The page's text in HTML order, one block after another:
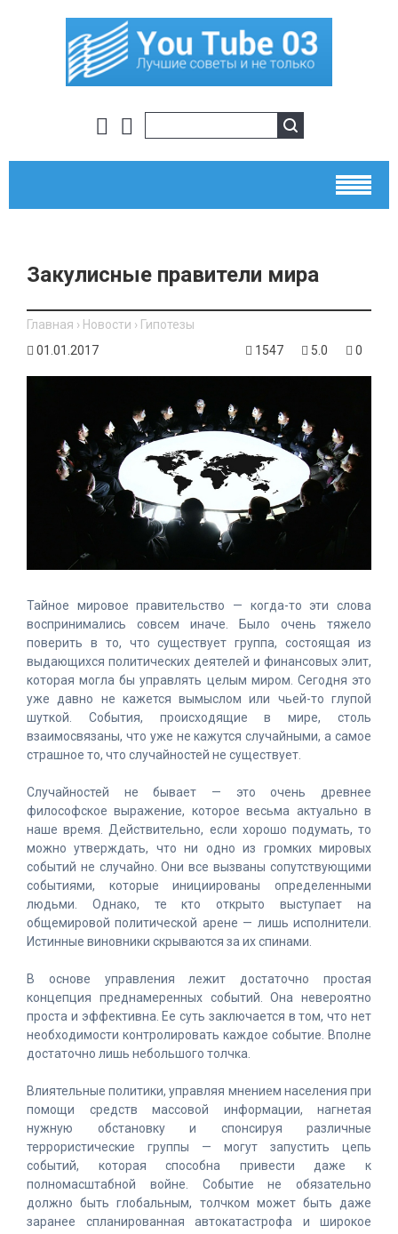
Закулисные правители мира
Главная › Новости › Гипотезы
01.01.2017
1547 5.0 0
Тайное мировое правительство — когда-то эти слова
воспринимались совсем иначе. Было очень тяжело
поверить в то, что существует группа, состоящая из
выдающихся политических деятелей и финансовых элит,
которая могла бы управлять целым миром. Сегодня это
уже давно не кажется вымыслом или чьей-то глупой
шуткой. События, происходящие в мире, столь
взаимосвязаны, что уже не кажутся случайными, а самое
страшное то, что случайностей не существует.
Случайностей не бывает — это очень древнее
философское выражение, которое весьма актуально в
наше время. Действительно, если хорошо подумать, то
можно утверждать, что ни одно из громких мировых
событий не случайно. Они все вызваны сопутствующими
событиями, которые инициированы определенными
людьми. Однако, те кто открыто выступает на
общемировой политической арене — лишь исполнители.
Истинные виновники скрываются за их спинами.
В основе управления лежит достаточно простая
концепция преднамеренных событий. Она невероятно
проста и эффективна. Ее суть заключается в том, что нет
необходимости контролировать каждое событие. Вполне
достаточно лишь небольшого толчка.
Влиятельные политики, управляя мнением населения при
помощи средств массовой информации, нагнетая
нужную обстановку и спонсируя различные
террористические группы — могут запустить цепь
событий, которая способна привести даже к
полномасштабной войне. Событие не обязательно
должно быть глобальным, толчком может быть даже
заранее спланированная автокатастрофа и широкое